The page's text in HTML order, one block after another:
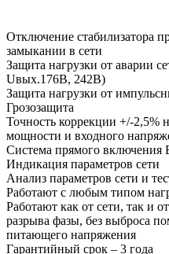
Отключение стабилизатора
замыкании в сети
Защита нагрузки от аварии
Uвых.176В, 242В)
Защита нагрузки от
Грозозащита
Точность коррекции +/-2,5%
мощности и входного
Система прямого включения
Индикация параметров сети
Анализ параметров сети и
Работают с любым типом
Работают как от сети, так и
разрыва фазы, без выброса
питающего напряжения
Гарантийный срок – 3 года